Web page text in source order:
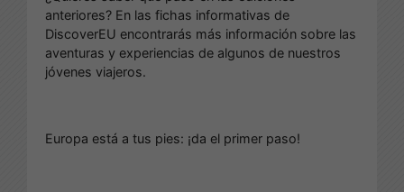
anteriores? En las fichas informativas de
DiscoverEU encontrarás más información sobre las
aventuras y experiencias de algunos de nuestros
jóvenes viajeros.
Europa está a tus pies: ¡da el primer paso!